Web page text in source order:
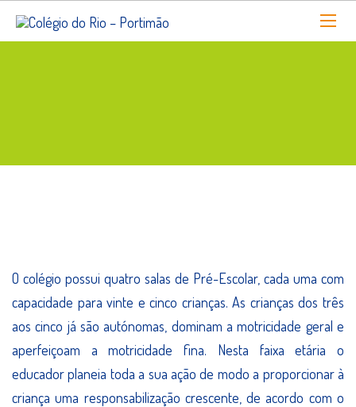
O colégio possui quatro salas de Pré-Escolar, cada uma com
capacidade para vinte e cinco crianças. As crianças dos três
aos cinco já são autónomas, dominam a motricidade geral e
aperfeiçoam a motricidade fina. Nesta faixa etária o
educador planeia toda a sua ação de modo a proporcionar à
criança uma responsabilização crescente, de acordo com o